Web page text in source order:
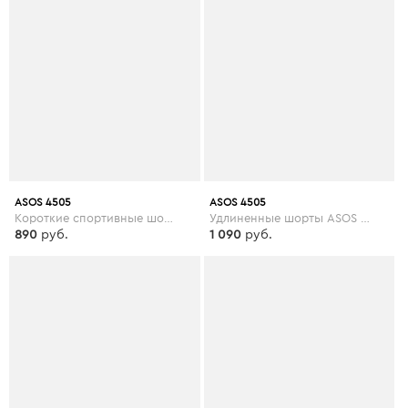
ASOS 4505
890 руб.
ASOS 4505
1 090 руб.